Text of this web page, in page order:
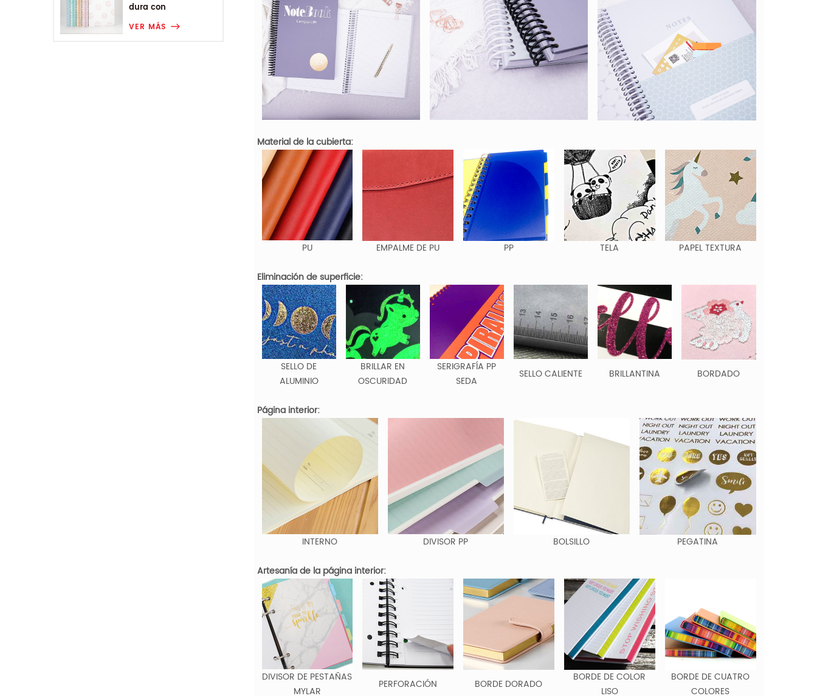
dura con
encuadernación en
VER MÁS
Material de la cubierta:
PU EMPALME DE PU PP TELA PAPEL TEXTURA
Eliminación de superficie:
SELLO DE
ALUMINIO
BRILLAR EN
OSCURIDAD
SERIGRAFÍA PP
SEDA
SELLO CALIENTE BRILLANTINA BORDADO
Página interior:
INTERNO DIVISOR PP BOLSILLO PEGATINA
Artesanía de la página interior:
DIVISOR DE PESTAÑAS
MYLAR
PERFORACIÓN BORDE DORADO
BORDE DE COLOR
LISO
BORDE DE CUATRO
COLORES